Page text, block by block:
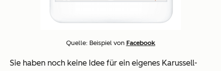
Quelle: Beispiel von Facebook
Sie haben noch keine Idee für ein eigenes Karussell-